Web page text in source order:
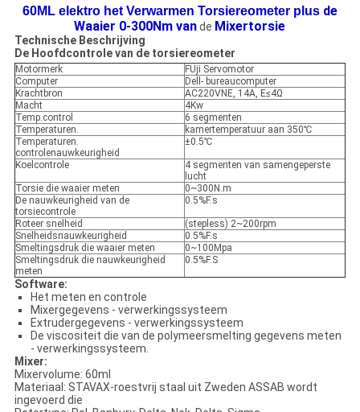
60ML elektro het Verwarmen Torsiereometer plusde
Waaier 0-300Nm vande Mixertorsie
Technische Beschrijving
De Hoofdcontrole van de torsiereometer
Motormerk
FUji Servomotor
Computer
Dell- bureaucomputer
Krachtbron
AC220VNE, 14A, E≤4Ω
Macht
4Kw
Temp.control
6 segmenten
Temperaturen.
kamertemperatuur aan 350℃
Temperaturen.
controlenauwkeurigheid
±0.5℃
Koelcontrole
4 segmenten van samengeperste
lucht
Torsie die waaier meten
0~300N.m
De nauwkeurigheid van de
torsiecontrole
0.5%F.s
Roteer snelheid
(stepless) 2~200rpm
Snelheidsnauwkeurigheid
0.5%F.s
Smeltingsdruk die waaier meten
0~100Mpa
Smeltingsdruk die nauwkeurigheid
meten
0.5%F.S
Software:
Het meten en controle
Mixergegevens - verwerkingssysteem
Extrudergegevens - verwerkingssysteem
De viscositeit die van de polymeersmelting gegevens meten
- verwerkingssysteem.
Mixer:
Mixervolume: 60ml
Materiaal: STAVAX-roestvrij staal uit Zweden ASSAB wordt
ingevoerd die